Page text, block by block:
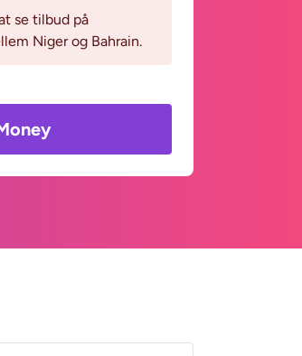
se tilbud på
Niger og Bahrain.